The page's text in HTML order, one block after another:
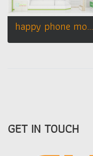
happy phone mobile shop
GET IN TOUCH